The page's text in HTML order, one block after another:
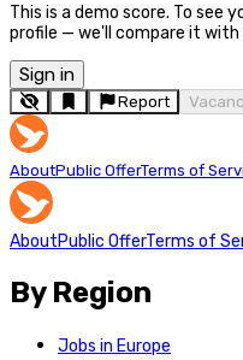
This is a demo score. To see
profile — we'll compare it
Sign in
Report
AboutPublic OfferTerms of
AboutPublic OfferTerms of
By Region
Jobs in Europe